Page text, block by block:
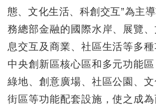
態、文化生活、科創交互”為主
務總部金融的國際水岸、展覽
息交互及商業、社區生活等多
中央創新區核心區和多元功能
綠地、創意廣場、社區公園、
街區等功能配套設施，使之成